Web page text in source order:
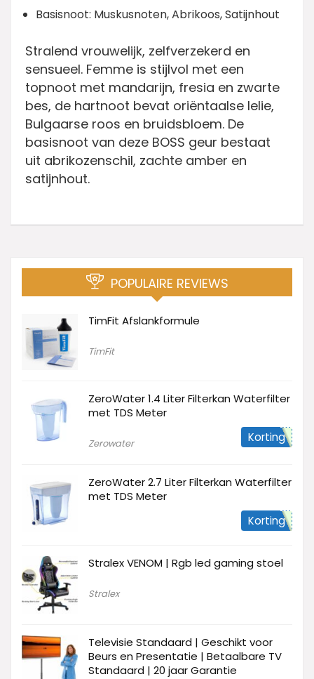
Basisnoot: Muskusnoten, Abrikoos, Satijnhout
Stralend vrouwelijk, zelfverzekerd en
sensueel. Femme is stijlvol met een
topnoot met mandarijn, fresia en zwarte
bes, de hartnoot bevat oriëntaalse lelie,
Bulgaarse roos en bruidsbloem. De
basisnoot van deze BOSS geur bestaat
uit abrikozenschil, zachte amber en
satijnhout.
POPULAIRE REVIEWS
TimFit Afslankformule
TimFit
ZeroWater 1.4 Liter Filterkan Waterfilter
met TDS Meter
Zerowater Korting
ZeroWater 2.7 Liter Filterkan Waterfilter
met TDS Meter
Korting
Stralex VENOM | Rgb led gaming stoel
Stralex
Televisie Standaard | Geschikt voor
Beurs en Presentatie | Betaalbare TV
Standaard | 20 jaar Garantie